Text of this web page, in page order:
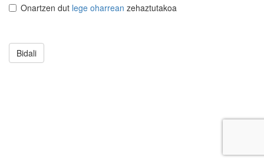
Onartzen dut lege oharrean zehaztutakoa
Bidali